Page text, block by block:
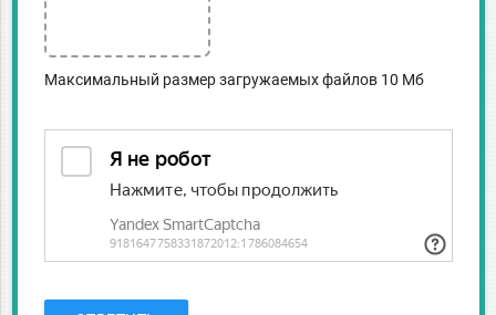
Максимальный размер загружаемых файлов 10 Мб